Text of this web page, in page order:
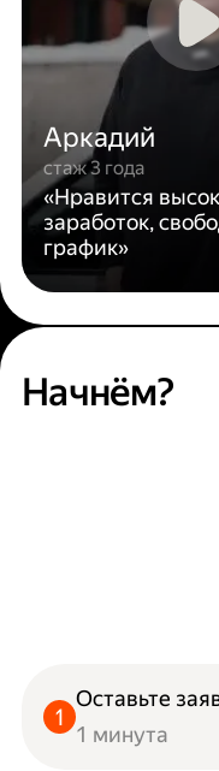
Аркадий
стаж 3 года
«Нравится
заработок,
график»
Начнём?
Оставьте
1 минута